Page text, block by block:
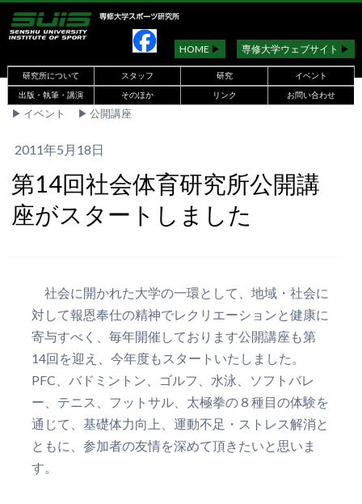
HOME ▶︎ 専修大学ウェブサイト ▶︎
研究所について スタッフ 研究
イベント
出版・執筆・講演
そのほか リンク お問い合わせ
▶︎ イベント ▶︎ 公開講座
2011年5月18日
第14回社会体育研究所公開講
座がスタートしました
社会に開かれた大学の一環として、地域・社会に
対して報恩奉仕の精神でレクリエーションと健康に
寄与すべく、毎年開催しております公開講座も第
14回を迎え、今年度もスタートいたしました。
PFC、バドミントン、ゴルフ、水泳、ソフトバレ
ー、テニス、フットサル、太極拳の８種目の体験を
通じて、基礎体力向上、運動不足・ストレス解消と
ともに、参加者の友情を深めて頂きたいと思いま
す。